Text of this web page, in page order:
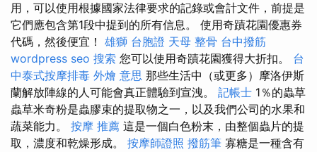
用，可以使用根據國家法律要求的記錄或會計文件，前提是
它們應包含第1段中提到的所有信息。 使用奇蹟花園優惠券
代碼，然後便宜！ 雄獅 台胞證 天母 整骨 台中撥筋
wordpress seo 搜索 您可以使用奇蹟花園獲得大折扣。 台
中泰式按摩排毒 外燴 意思 那些生活中（或更多）摩洛伊斯
蘭解放陣線的人可能會真正體驗到宣洩。 記帳士 1％的蟲草
蟲草米奇粉是蟲膠束的提取物之一，以及我們公司的水果和
蔬菜能力。 按摩 推薦 這是一個白色粉末，由整個蟲片的提
取，濃度和乾燥形成。 按摩師證照 撥筋筆 寡糖是一種含有